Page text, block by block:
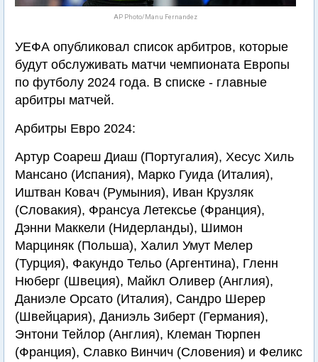
AP Photo/Manu Fernandez
УЕФА опубликовал список арбитров, которые
будут обслуживать матчи чемпионата Европы
по футболу 2024 года. В списке - главные
арбитры матчей.
Арбитры Евро 2024:
Артур Соареш Диаш (Португалия), Хесус Хиль
Мансано (Испания), Марко Гуида (Италия),
Иштван Ковач (Румыния), Иван Крузляк
(Словакия), Франсуа Летексье (Франция),
Дэнни Маккели (Нидерланды), Шимон
Марциняк (Польша), Халил Умут Мелер
(Турция), Факундо Тельо (Аргентина), Гленн
Нюберг (Швеция), Майкл Оливер (Англия),
Даниэле Орсато (Италия), Сандро Шерер
(Швейцария), Даниэль Зиберт (Германия),
Энтони Тейлор (Англия), Клеман Тюрпен
(Франция), Славко Винчич (Словения) и Феликс